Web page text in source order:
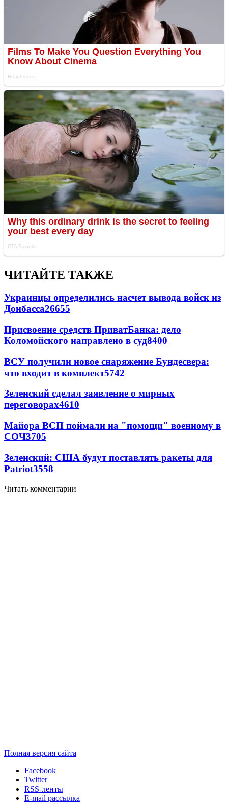
ЧИТАЙТЕ ТАКЖЕ
Украинцы определились насчет вывода войск из
Донбасса26655
Присвоение средств ПриватБанка: дело
Коломойского направлено в суд8400
ВСУ получили новое снаряжение Бундесвера:
что входит в комплект5742
Зеленский сделал заявление о мирных
переговорах4610
Майора ВСП поймали на "помощи" военному в
СОЧ3705
Зеленский: США будут поставлять ракеты для
Patriot3558
Читать комментарии
Полная версия сайта
Facebook
Twitter
RSS-ленты
E-mail рассылка